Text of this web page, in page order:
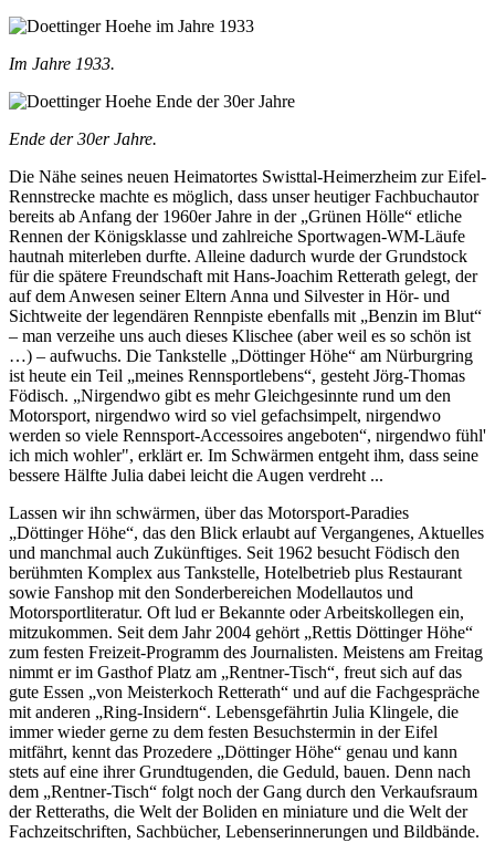
Im Jahre 1933.
Ende der 30er Jahre.
Die Nähe seines neuen Heimatortes Swisttal-Heimerzheim zur Eifel-
Rennstrecke machte es möglich, dass unser heutiger Fachbuchautor
bereits ab Anfang der 1960er Jahre in der „Grünen Hölle“ etliche
Rennen der Königsklasse und zahlreiche Sportwagen-WM-Läufe
hautnah miterleben durfte. Alleine dadurch wurde der Grundstock
für die spätere Freundschaft mit Hans-Joachim Retterath gelegt, der
auf dem Anwesen seiner Eltern Anna und Silvester in Hör- und
Sichtweite der legendären Rennpiste ebenfalls mit „Benzin im Blut“
– man verzeihe uns auch dieses Klischee (aber weil es so schön ist
…) – aufwuchs. Die Tankstelle „Döttinger Höhe“ am Nürburgring
ist heute ein Teil „meines Rennsportlebens“, gesteht Jörg-Thomas
Födisch. „Nirgendwo gibt es mehr Gleichgesinnte rund um den
Motorsport, nirgendwo wird so viel gefachsimpelt, nirgendwo
werden so viele Rennsport-Accessoires angeboten“, nirgendwo fühl'
ich mich wohler", erklärt er. Im Schwärmen entgeht ihm, dass seine
bessere Hälfte Julia dabei leicht die Augen verdreht ...
Lassen wir ihn schwärmen, über das Motorsport-Paradies
„Döttinger Höhe“, das den Blick erlaubt auf Vergangenes, Aktuelles
und manchmal auch Zukünftiges. Seit 1962 besucht Födisch den
berühmten Komplex aus Tankstelle, Hotelbetrieb plus Restaurant
sowie Fanshop mit den Sonderbereichen Modellautos und
Motorsportliteratur. Oft lud er Bekannte oder Arbeitskollegen ein,
mitzukommen. Seit dem Jahr 2004 gehört „Rettis Döttinger Höhe“
zum festen Freizeit-Programm des Journalisten. Meistens am Freitag
nimmt er im Gasthof Platz am „Rentner-Tisch“, freut sich auf das
gute Essen „von Meisterkoch Retterath“ und auf die Fachgespräche
mit anderen „Ring-Insidern“. Lebensgefährtin Julia Klingele, die
immer wieder gerne zu dem festen Besuchstermin in der Eifel
mitfährt, kennt das Prozedere „Döttinger Höhe“ genau und kann
stets auf eine ihrer Grundtugenden, die Geduld, bauen. Denn nach
dem „Rentner-Tisch“ folgt noch der Gang durch den Verkaufsraum
der Retteraths, die Welt der Boliden en miniature und die Welt der
Fachzeitschriften, Sachbücher, Lebenserinnerungen und Bildbände.